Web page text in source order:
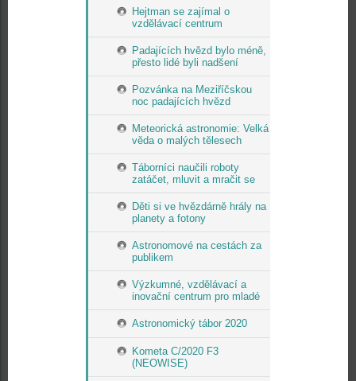
Hejtman se zajímal o
vzdělávací centrum
Padajících hvězd bylo méně,
přesto lidé byli nadšení
Pozvánka na Meziříčskou
noc padajících hvězd
Meteorická astronomie: Velká
věda o malých tělesech
Táborníci naučili roboty
zatáčet, mluvit a mračit se
Děti si ve hvězdárně hrály na
planety a fotony
Astronomové na cestách za
publikem
Výzkumné, vzdělávací a
inovační centrum pro mladé
Astronomický tábor 2020
Kometa C/2020 F3
(NEOWISE)